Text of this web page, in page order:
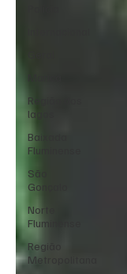
Região dos
lagos
Baixada
Fluminense
São
Gonçalo
Norte
Fluminense
Região
Metropolitana